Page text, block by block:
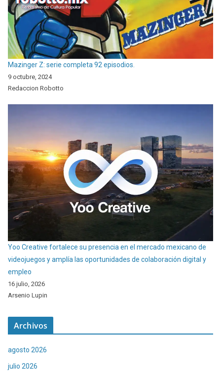
Mazinger Z: serie completa 92 episodios.
9 octubre, 2024
Redaccion Robotto
Yoo Creative fortalece su presencia en el mercado mexicano de
videojuegos y amplía las oportunidades de colaboración digital y
empleo
16 julio, 2026
Arsenio Lupin
Archivos
agosto 2026
julio 2026